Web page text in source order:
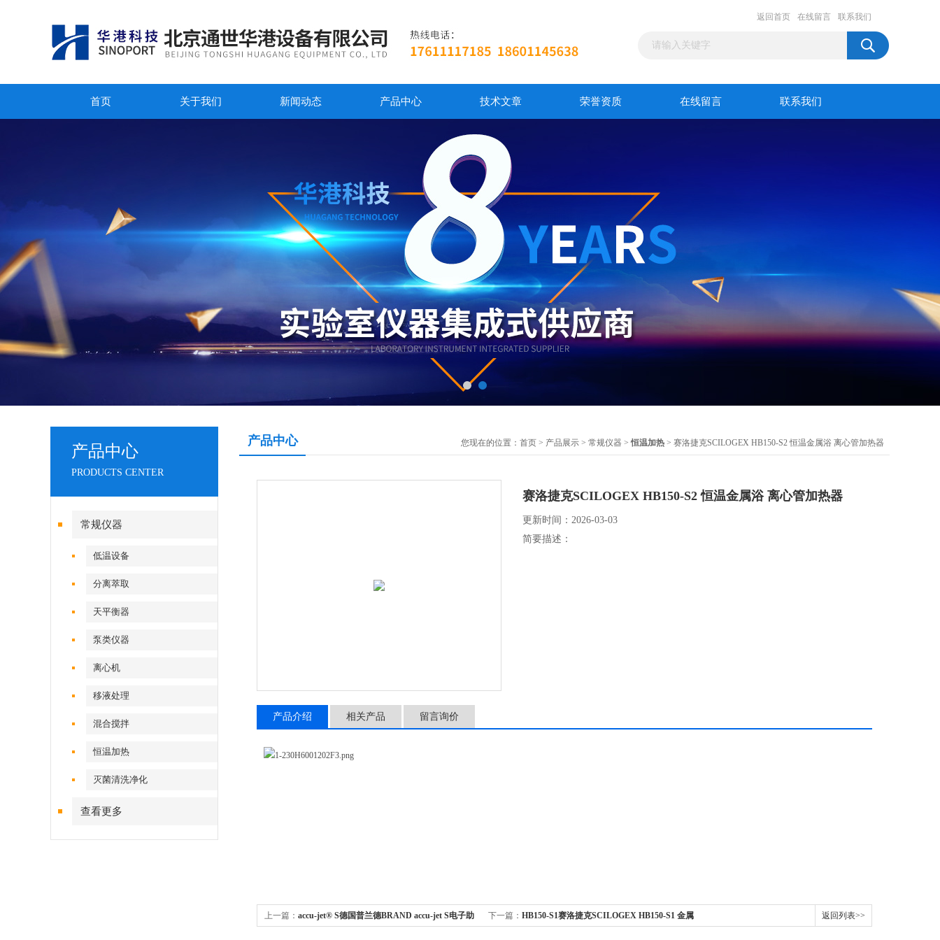
返回首页 在线留言 联系我们
首页 关于我们 新闻动态 产品中心 技术文章 荣誉资质 在线留言 联系我们
产品中心
PRODUCTS CENTER
常规仪器
低温设备
分离萃取
天平衡器
泵类仪器
离心机
移液处理
混合搅拌
恒温加热
灭菌清洗净化
查看更多
产品中心 您现在的位置： 首页 > 产品展示 > 常规仪器 >恒温加热 > 赛洛捷克SCILOGEX HB150-S2 恒温金属浴 离心管加热器
赛洛捷克SCILOGEX HB150-S2 恒温金属浴 离心管加热器
更新时间：2026-03-03
简要描述：
产品介绍 相关产品 留言询价
上一篇： accu-jet® S德国普兰德BRAND accu-jet S电子助 下一篇： HB150-S1赛洛捷克SCILOGEX HB150-S1 金属 返回列表>>